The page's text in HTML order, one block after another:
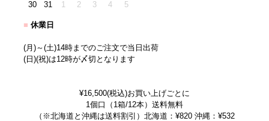
30
31 1 2 3 4 5
■ 休業日
(月)～(土)14時までのご注文で当日出荷
(日)(祝)は12時が〆切となります
¥16,500(税込)お買い上げごとに
1個口（1箱/12本）送料無料
（※北海道と沖縄は送料割引）北海道：¥820 沖縄：¥532